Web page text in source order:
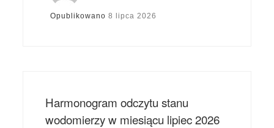
Opublikowano8 lipca 2026
Harmonogram odczytu stanu
wodomierzy w miesiącu lipiec 2026